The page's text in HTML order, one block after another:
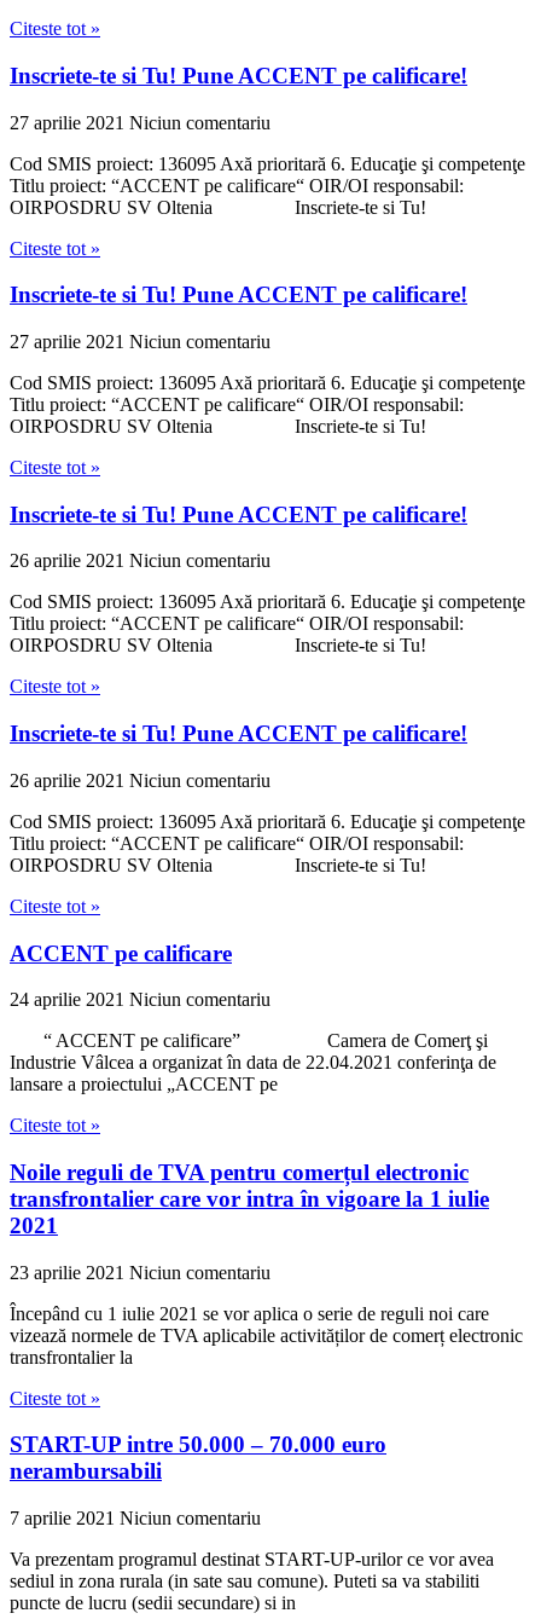
Citeste tot »
Inscriete-te si Tu! Pune ACCENT pe calificare!
27 aprilie 2021 Niciun comentariu
Cod SMIS proiect: 136095 Axă prioritară 6. Educaţie şi competenţe
Titlu proiect: “ACCENT pe calificare“ OIR/OI responsabil:
OIRPOSDRU SV Oltenia Inscriete-te si Tu!
Citeste tot »
Inscriete-te si Tu! Pune ACCENT pe calificare!
27 aprilie 2021 Niciun comentariu
Cod SMIS proiect: 136095 Axă prioritară 6. Educaţie şi competenţe
Titlu proiect: “ACCENT pe calificare“ OIR/OI responsabil:
OIRPOSDRU SV Oltenia Inscriete-te si Tu!
Citeste tot »
Inscriete-te si Tu! Pune ACCENT pe calificare!
26 aprilie 2021 Niciun comentariu
Cod SMIS proiect: 136095 Axă prioritară 6. Educaţie şi competenţe
Titlu proiect: “ACCENT pe calificare“ OIR/OI responsabil:
OIRPOSDRU SV Oltenia Inscriete-te si Tu!
Citeste tot »
Inscriete-te si Tu! Pune ACCENT pe calificare!
26 aprilie 2021 Niciun comentariu
Cod SMIS proiect: 136095 Axă prioritară 6. Educaţie şi competenţe
Titlu proiect: “ACCENT pe calificare“ OIR/OI responsabil:
OIRPOSDRU SV Oltenia Inscriete-te si Tu!
Citeste tot »
ACCENT pe calificare
24 aprilie 2021 Niciun comentariu
“ ACCENT pe calificare” Camera de Comerţ şi
Industrie Vâlcea a organizat în data de 22.04.2021 conferinţa de
lansare a proiectului „ACCENT pe
Citeste tot »
Noile reguli de TVA pentru comerțul electronic
transfrontalier care vor intra în vigoare la 1 iulie
2021
23 aprilie 2021 Niciun comentariu
Începând cu 1 iulie 2021 se vor aplica o serie de reguli noi care
vizează normele de TVA aplicabile activităților de comerț electronic
transfrontalier la
Citeste tot »
START-UP intre 50.000 – 70.000 euro
nerambursabili
7 aprilie 2021 Niciun comentariu
Va prezentam programul destinat START-UP-urilor ce vor avea
sediul in zona rurala (in sate sau comune). Puteti sa va stabiliti
puncte de lucru (sedii secundare) si in